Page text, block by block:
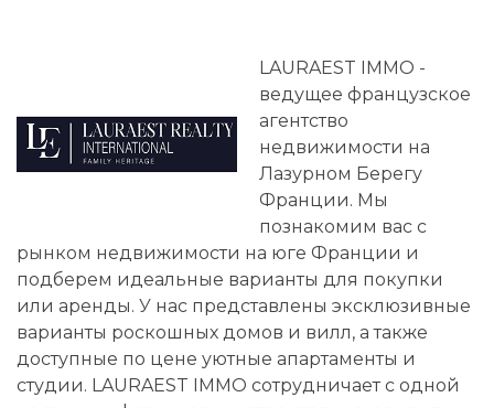
LAURAEST IMMO -
ведущее французское
агентство
недвижимости на
Лазурном Берегу
Франции. Мы
познакомим вас с
рынком недвижимости на юге Франции и
подберем идеальные варианты для покупки
или аренды. У нас представлены эксклюзивные
варианты роскошных домов и вилл, а также
доступные по цене уютные апартаменты и
студии. LAURAEST IMMO сотрудничает с одной